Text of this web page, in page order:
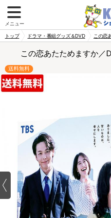
メニュー
トップ ドラマ・番組グッズ＆DVD この恋
この恋あたためますか／
送料無料